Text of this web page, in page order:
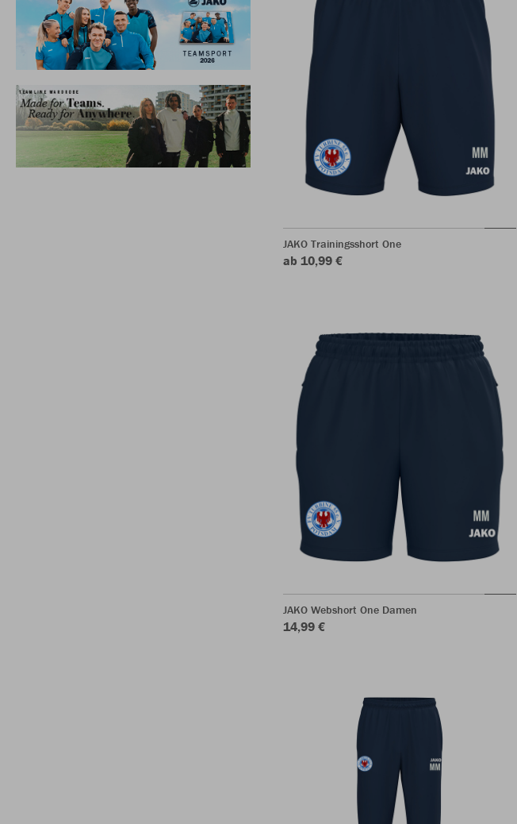
JAKO Trainingsshort One
ab 10,99 €
JAKO Webshort One Damen
14,99 €